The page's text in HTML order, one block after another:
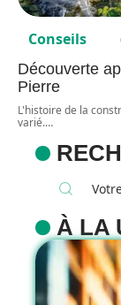
Conseils
Découverte
Pierre
L'histoire de la
varié.…
À LA